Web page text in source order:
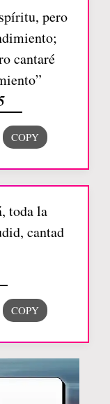
pero
cantaré
toda la
cantad